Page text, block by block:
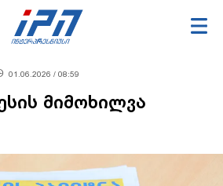
01.06.2026 / 08:59
მიმოხილვა